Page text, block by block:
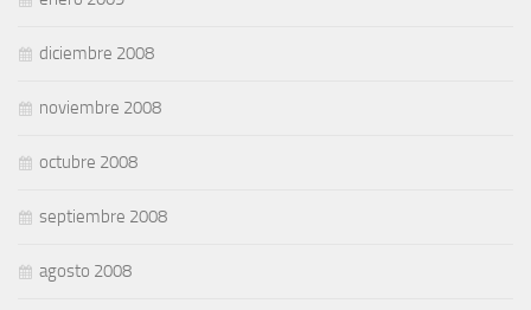
diciembre 2008
noviembre 2008
octubre 2008
septiembre 2008
agosto 2008